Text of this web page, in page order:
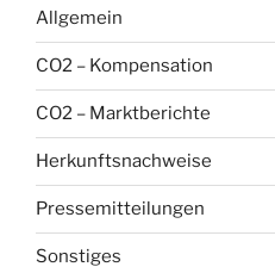
Allgemein
CO2 – Kompensation
CO2 – Marktberichte
Herkunftsnachweise
Pressemitteilungen
Sonstiges